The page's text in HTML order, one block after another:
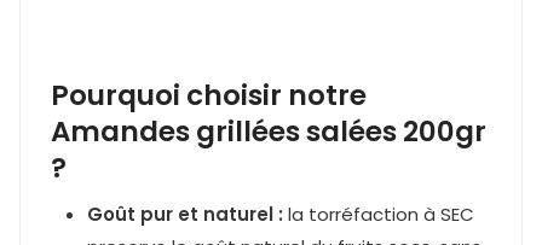
Pourquoi choisir notre
Amandes grillées salées 200gr
?
Goût pur et naturel : la torréfaction à SEC